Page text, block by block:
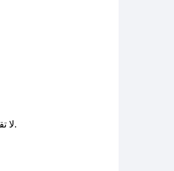
لاأو البريد الإلكتروني، وسنقوم بحل المشكلة في أسرع وقت ممكن.